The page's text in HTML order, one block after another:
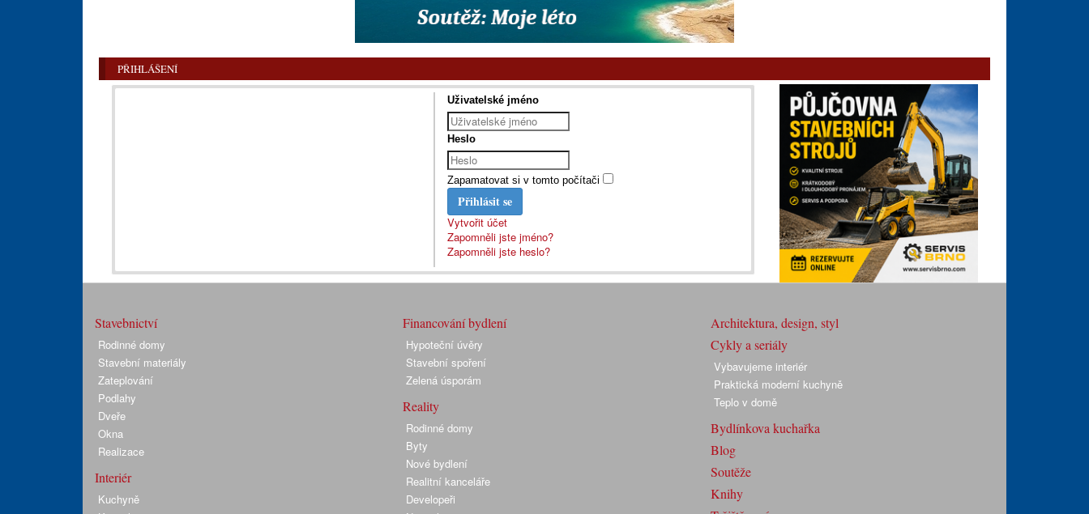
PŘIHLÁŠENÍ
Uživatelské jméno
Heslo
Zapamatovat si v tomto počítači
Přihlásit se
Vytvořit účet
Zapomněli jste jméno?
Zapomněli jste heslo?
Stavebnictví
Rodinné domy
Stavební materiály
Zateplování
Podlahy
Dveře
Okna
Realizace
Interiér
Kuchyně
Financování bydlení
Hypoteční úvěry
Stavební spoření
Zelená úsporám
Reality
Rodinné domy
Byty
Nové bydlení
Realitní kanceláře
Developeři
Architektura, design, styl
Cykly a seriály
Vybavujeme interiér
Praktická moderní kuchyně
Teplo v domě
Bydlínkova kuchařka
Blog
Soutěže
Knihy